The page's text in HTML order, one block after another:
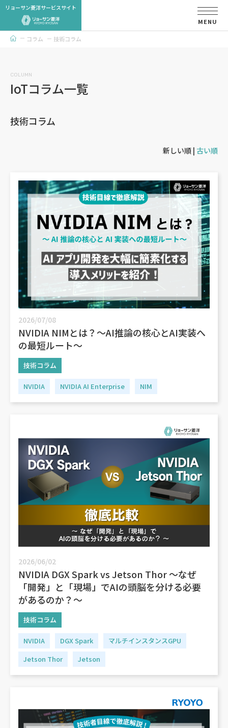
リョーサン菱洋サービスサイト
MENU
トップページ
コラム 技術コラム
COLUMN
IoTコラム一覧
技術コラム
新しい順 | 古い順
2026/07/08
NVIDIA NIMとは？～AI推論の核心とAI実装へ
の最短ルート～
技術コラム
NVIDIA NVIDIA AI Enterprise NIM
2026/06/02
NVIDIA DGX Spark vs Jetson Thor ～なぜ
「開発」と「現場」でAIの頭脳を分ける必要
があるのか？～
技術コラム
NVIDIA DGX Spark
マルチインスタンスGPU
Jetson Thor
Jetson